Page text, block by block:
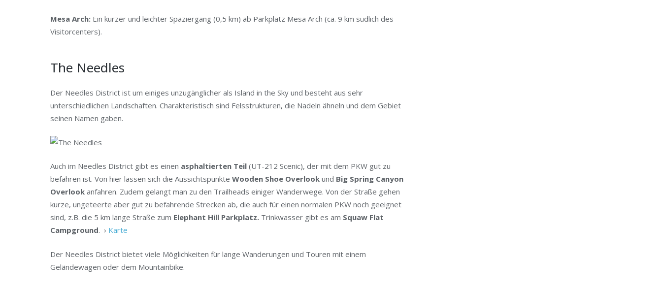
Mesa Arch: Ein kurzer und leichter Spaziergang (0,5 km) ab Parkplatz Mesa Arch (ca. 9 km südlich des
Visitorcenters).
The Needles
Der Needles District ist um einiges unzugänglicher als Island in the Sky und besteht aus sehr
unterschiedlichen Landschaften. Charakteristisch sind Felsstrukturen, die Nadeln ähneln und dem Gebiet
seinen Namen gaben.
Auch im Needles District gibt es einen asphaltierten Teil (UT-212 Scenic), der mit dem PKW gut zu
befahren ist. Von hier lassen sich die Aussichtspunkte Wooden Shoe Overlook und Big Spring Canyon
Overlook anfahren. Zudem gelangt man zu den Trailheads einiger Wanderwege. Von der Straße gehen
kurze, ungeteerte aber gut zu befahrende Strecken ab, die auch für einen normalen PKW noch geeignet
sind, z.B. die 5 km lange Straße zum Elephant Hill Parkplatz. Trinkwasser gibt es am Squaw Flat
Campground. › Karte
Der Needles District bietet viele Möglichkeiten für lange Wanderungen und Touren mit einem
Geländewagen oder dem Mountainbike.